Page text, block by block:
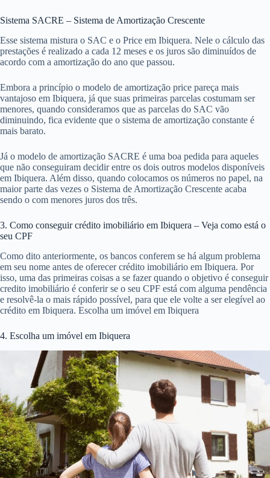
Sistema SACRE – Sistema de Amortização Crescente
Esse sistema mistura o SAC e o Price em Ibiquera. Nele o cálculo das
prestações é realizado a cada 12 meses e os juros são diminuídos de
acordo com a amortização do ano que passou.
Embora a princípio o modelo de amortização price pareça mais
vantajoso em Ibiquera, já que suas primeiras parcelas costumam ser
menores, quando consideramos que as parcelas do SAC vão
diminuindo, fica evidente que o sistema de amortização constante é
mais barato.
Já o modelo de amortização SACRE é uma boa pedida para aqueles
que não conseguiram decidir entre os dois outros modelos disponíveis
em Ibiquera. Além disso, quando colocamos os números no papel, na
maior parte das vezes o Sistema de Amortização Crescente acaba
sendo o com menores juros dos três.
3. Como conseguir crédito imobiliário em Ibiquera – Veja como está o
seu CPF
Como dito anteriormente, os bancos conferem se há algum problema
em seu nome antes de oferecer crédito imobiliário em Ibiquera. Por
isso, uma das primeiras coisas a se fazer quando o objetivo é conseguir
credito imobiliário é conferir se o seu CPF está com alguma pendência
e resolvê-la o mais rápido possível, para que ele volte a ser elegível ao
crédito em Ibiquera. Escolha um imóvel em Ibiquera
4. Escolha um imóvel em Ibiquera